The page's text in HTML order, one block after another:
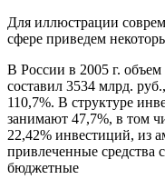
Для иллюстрации
сфере приведем
В России в 2005 г.
составил 3534 млрд.
110,7%. В структуре
занимают 47,7%, в том
22,42% инвестиций, из
привлеченные средства
бюджетные